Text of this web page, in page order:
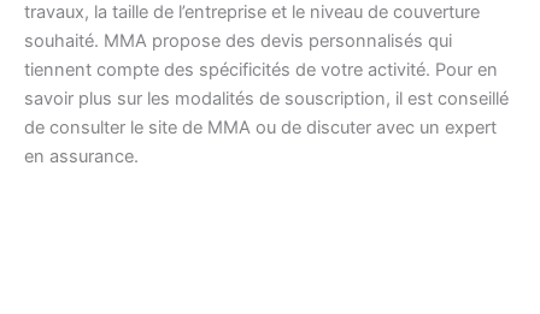
travaux, la taille de l’entreprise et le niveau de couverture
souhaité. MMA propose des devis personnalisés qui
tiennent compte des spécificités de votre activité. Pour en
savoir plus sur les modalités de souscription, il est conseillé
de consulter le site de MMA ou de discuter avec un expert
en assurance.